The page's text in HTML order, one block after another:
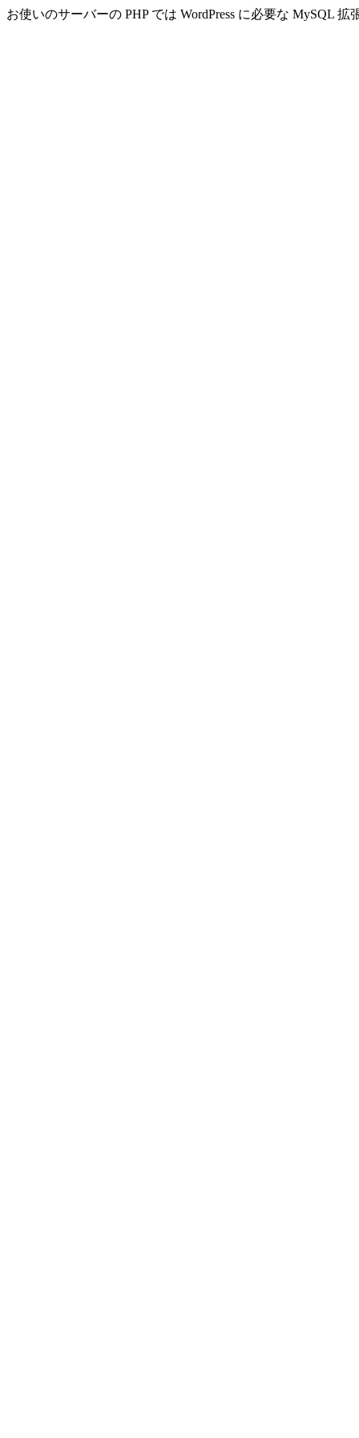
お使いのサーバーの PHP では WordPress に必要な MySQL